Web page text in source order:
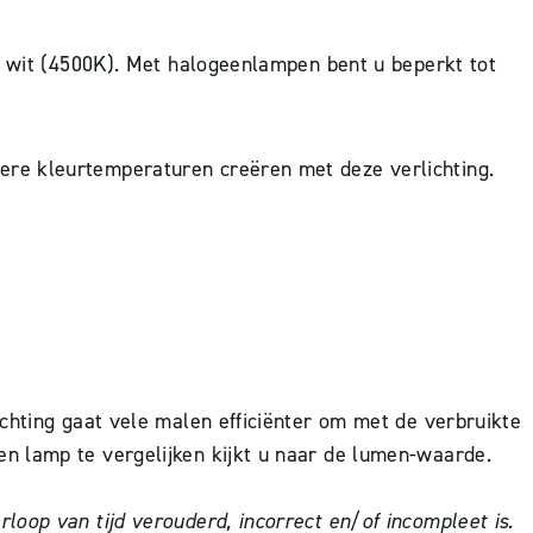
(4500K). Met halogeenlampen bent u beperkt tot
kleurtemperaturen creëren met deze verlichting.
gaat vele malen efficiënter om met de verbruikte
lamp te vergelijken kijkt u naar de lumen-waarde.
van tijd verouderd, incorrect en/of incompleet is.